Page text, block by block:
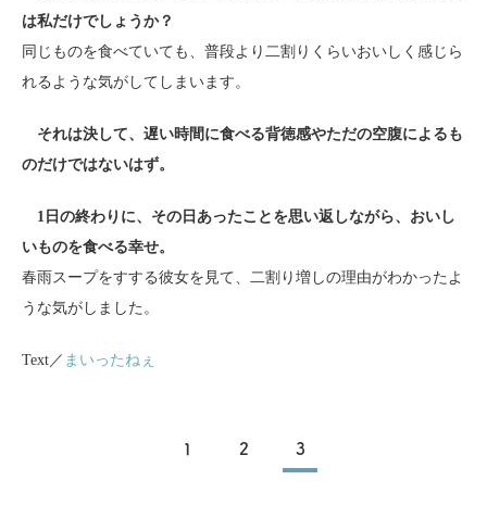
は私だけでしょうか？
同じものを食べていても、普段より二割りくらいおいしく感じら
れるような気がしてしまいます。
それは決して、遅い時間に食べる背徳感やただの空腹によるも
のだけではないはず。
1日の終わりに、その日あったことを思い返しながら、おいし
いものを食べる幸せ。
春雨スープをすする彼女を見て、二割り増しの理由がわかったよ
うな気がしました。
Text／ まいったねぇ
1 2 3